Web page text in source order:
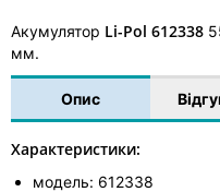
Акумулятор Li-Pol 612338
мм.
Опис
Характеристики:
модель: 612338